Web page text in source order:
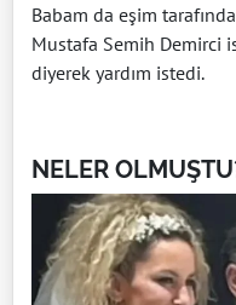
Babam da eşim
Mustafa Semih Demirci
diyerek yardım istedi.
NELER